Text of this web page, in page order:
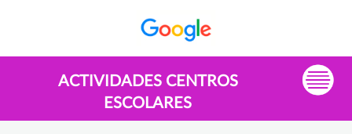
ACTIVIDADES CENTROS
ESCOLARES